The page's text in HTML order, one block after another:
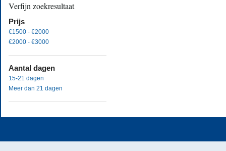
Verfijn zoekresultaat
Prijs
€1500 - €2000
€2000 - €3000
Aantal dagen
15-21 dagen
Meer dan 21 dagen